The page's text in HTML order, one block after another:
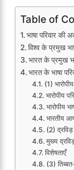
Table of
भाषा परिवार की
विश्व के प्रमुख
भारत के प्रमुख
भारत के भाषा
(1)
भारोपीय
भारोपीय
भारतीय
(2)
मुख्य
विशेषताएँ
(3)